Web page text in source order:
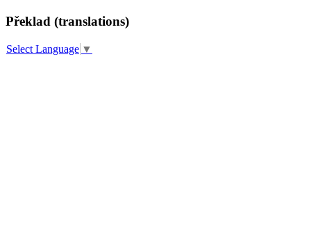
Překlad (translations)
Select Language ▼